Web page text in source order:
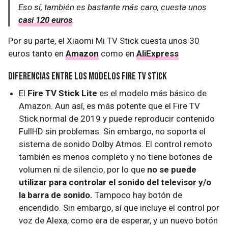
Eso sí, también es bastante más caro, cuesta unos
casi 120 euros.
Por su parte, el Xiaomi Mi TV Stick cuesta unos 30
euros tanto en Amazon como en AliExpress
Diferencias entre los modelos Fire TV Stick
El Fire TV Stick Lite es el modelo más básico de
Amazon. Aun así, es más potente que el Fire TV
Stick normal de 2019 y puede reproducir contenido
FullHD sin problemas. Sin embargo, no soporta el
sistema de sonido Dolby Atmos. El control remoto
también es menos completo y no tiene botones de
volumen ni de silencio, por lo que no se puede
utilizar para controlar el sonido del televisor y/o
la barra de sonido. Tampoco hay botón de
encendido. Sin embargo, sí que incluye el control por
voz de Alexa, como era de esperar, y un nuevo botón